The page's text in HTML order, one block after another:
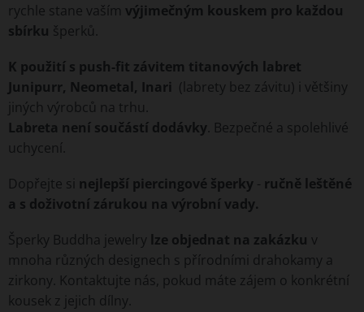
rychle stane vaším výjimečným kouskem pro každou
sbírku šperků.
K použití s push-fit závitem titanových labret
Junipurr, Neometal, Inari (labrety bez závitu) i většiny
jiných výrobců na trhu.
Labreta není součástí dodávky . Bezpečné a spolehlivé
uchycení.
Dopřejte si nejlepší piercingové šperky - ručně leštěné
a s doživotní zárukou na výrobní vady.
Šperky Buddha jewelry lze objednat na zakázku v
mnoha různých designech s přírodními drahokamy a
zirkony. Kontaktujte nás, pokud máte zájem o konkrétní
kousek z jejich dílny.